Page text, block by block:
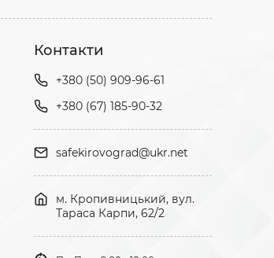
Контакти
+380 (50) 909-96-61
+380 (67) 185-90-32
safekirovograd@ukr.net
м. Кропивницький, вул.
Тараса Карпи, 62/2